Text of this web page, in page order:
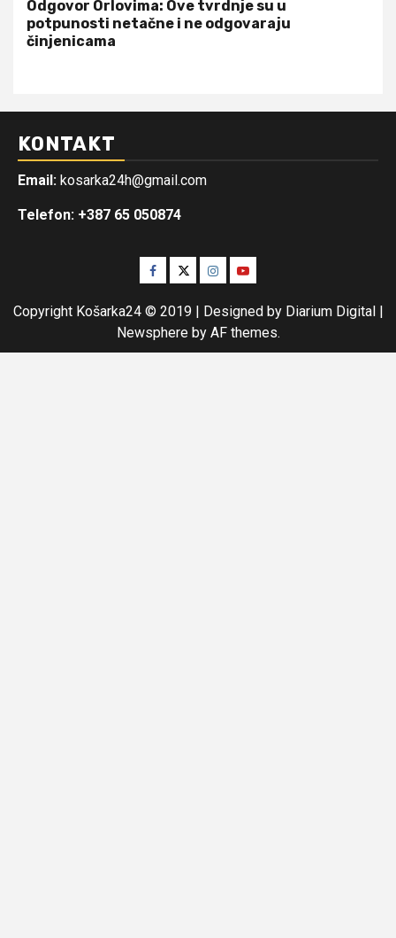
Odgovor Orlovima: ​Ove tvrdnje su u
potpunosti netačne i ne odgovaraju
činjenicama
KONTAKT
Email: kosarka24h@gmail.com
Telefon: +387 65 050874
Facebook
TwitterInstagram
Youtube
Copyright Košarka24 © 2019 | Designed by Diarium Digital
Newsphereby AF themes.